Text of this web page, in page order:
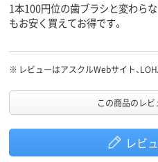
1本100円位の歯ブラシと変わら
もお安く買えてお得です。
※ レビューはアスクルWebサイト、
この商品のレ
レビ